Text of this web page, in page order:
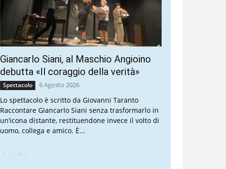
Giancarlo Siani, al Maschio Angioino
debutta «Il coraggio della verità»
Spettacolo 6 Agosto 2026
Lo spettacolo è scritto da Giovanni Taranto
Raccontare Giancarlo Siani senza trasformarlo in
un’icona distante, restituendone invece il volto di
uomo, collega e amico. È...